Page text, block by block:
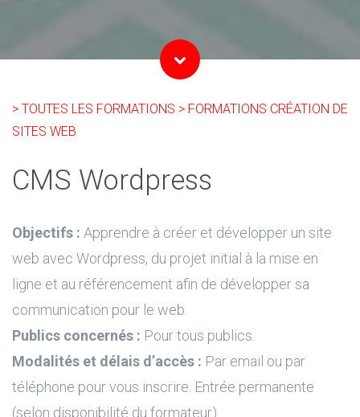
> TOUTES LES FORMATIONS > FORMATIONS CRÉATION DE
SITES WEB
CMS Wordpress
Objectifs : Apprendre à créer et développer un site
web avec Wordpress, du projet initial à la mise en
ligne et au référencement afin de développer sa
communication pour le web.
Publics concernés : Pour tous publics.
Modalités et délais d’accès : Par email ou par
téléphone pour vous inscrire. Entrée permanente
(selon disponibilité du formateur).